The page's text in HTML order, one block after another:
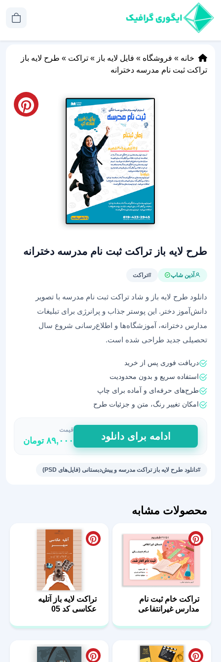
خانه » فروشگاه » فایل لایه باز » تراکت » طرح لایه باز
تراکت ثبت نام مدرسه دخترانه
طرح لایه باز تراکت ثبت نام مدرسه دخترانه
آذین شاپ #تراکت
دانلود طرح لایه باز و شاد تراکت ثبت نام مدرسه با تصویر
دانش‌آموز دختر. این پوستر جذاب و پرانرژی برای تبلیغات
مدارس دخترانه، آموزشگاه‌ها و اطلاع‌رسانی شروع سال
تحصیلی جدید طراحی شده است.
دریافت فوری پس از خرید
استفاده سریع و بدون محدودیت
طرح‌های حرفه‌ای و آماده برای چاپ
امکان تغییر رنگ، متن و جزئیات طرح
طرح
لایه
باز
تراکت
دخترانه
ادامه برای دانلود
قیمت
۸۹,۰۰۰ تومان
#دانلود طرح لایه باز تراکت مدرسه و پیش‌دبستانی (فایل‌های PSD)
محصولات مشابه
تراکت خام ثبت نام
مدارس غیرانتفاعی
تراکت لایه باز آتلیه
عکاسی کد 05